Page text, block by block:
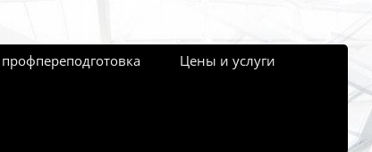
Цены и услуги